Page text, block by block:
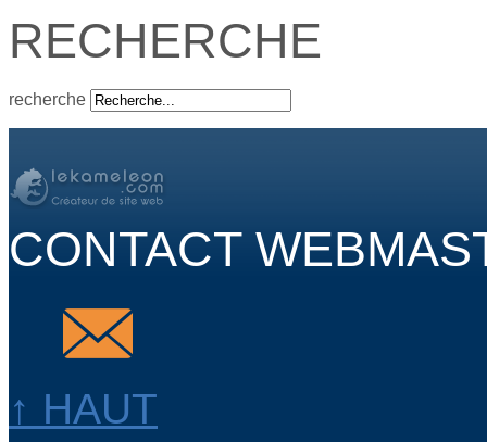
RECHERCHE
recherche
CONTACT
↑ HAUT